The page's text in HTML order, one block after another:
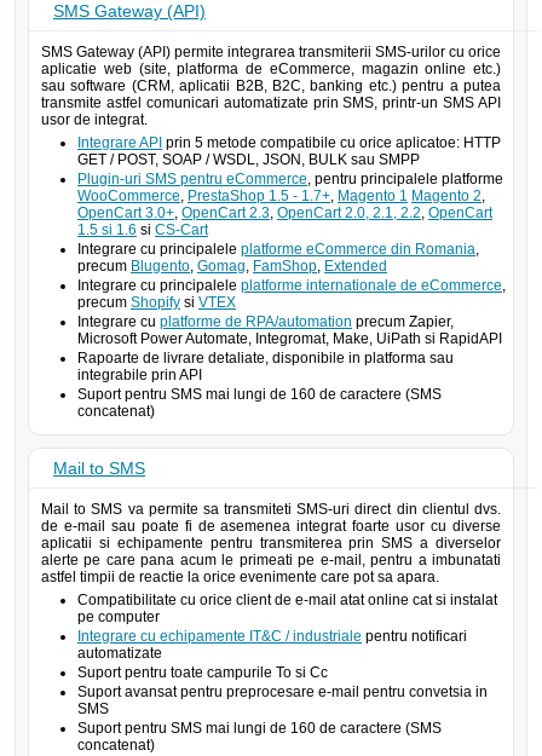
SMS Gateway (API)
SMS Gateway (API) permite integrarea transmiterii SMS-urilor cu orice
aplicatie web (site, platforma de eCommerce, magazin online etc.)
sau software (CRM, aplicatii B2B, B2C, banking etc.) pentru a putea
transmite astfel comunicari automatizate prin SMS, printr-un SMS API
usor de integrat.
Integrare API prin 5 metode compatibile cu orice aplicatoe: HTTP
GET / POST, SOAP / WSDL, JSON, BULK sau SMPP
Plugin-uri SMS pentru eCommerce, pentru principalele platforme
WooCommerce, PrestaShop 1.5 - 1.7+, Magento 1 Magento 2,
OpenCart 3.0+, OpenCart 2.3, OpenCart 2.0, 2.1, 2.2, OpenCart
1.5 si 1.6 si CS-Cart
Integrare cu principalele platforme eCommerce din Romania,
precum Blugento, Gomag, FamShop, Extended
Integrare cu principalele platforme internationale de eCommerce,
precum Shopify si VTEX
Integrare cu platforme de RPA/automation precum Zapier,
Microsoft Power Automate, Integromat, Make, UiPath si RapidAPI
Rapoarte de livrare detaliate, disponibile in platforma sau
integrabile prin API
Suport pentru SMS mai lungi de 160 de caractere (SMS
concatenat)
Mail to SMS
Mail to SMS va permite sa transmiteti SMS-uri direct din clientul dvs.
de e-mail sau poate fi de asemenea integrat foarte usor cu diverse
aplicatii si echipamente pentru transmiterea prin SMS a diverselor
alerte pe care pana acum le primeati pe e-mail, pentru a imbunatati
astfel timpii de reactie la orice evenimente care pot sa apara.
Compatibilitate cu orice client de e-mail atat online cat si instalat
pe computer
Integrare cu echipamente IT&C / industriale pentru notificari
automatizate
Suport pentru toate campurile To si Cc
Suport avansat pentru preprocesare e-mail pentru convetsia in
SMS
Suport pentru SMS mai lungi de 160 de caractere (SMS
concatenat)